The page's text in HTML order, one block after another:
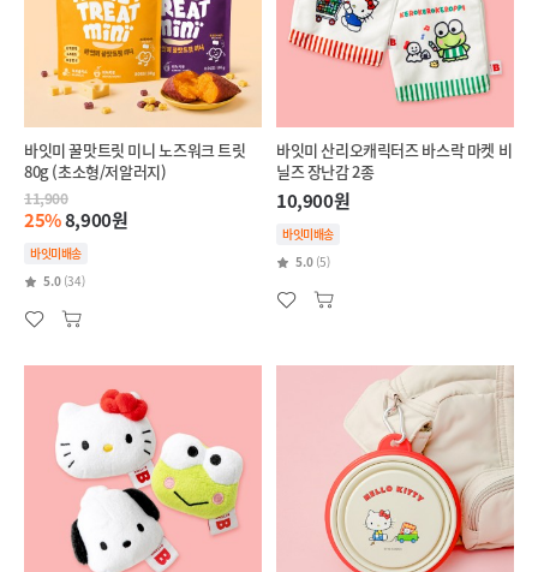
바잇미 꿀맛트릿 미니 노즈워크 트릿
80g (초소형/저알러지)
11,900
25%8,900원
바잇미배송
5.0 (34)
바잇미 산리오캐릭터즈 바스락 마켓 비
닐즈 장난감 2종
10,900원
바잇미배송
5.0 (5)